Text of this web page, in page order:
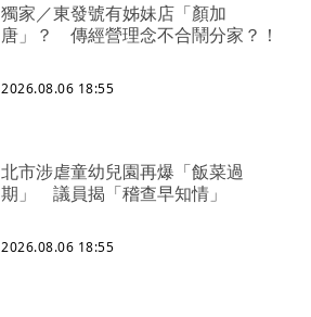
獨家／東發號有姊妹店「顏加
唐」？ 傳經營理念不合鬧分家？！
2026.08.06 18:55
北市涉虐童幼兒園再爆「飯菜過
期」 議員揭「稽查早知情」
2026.08.06 18:55